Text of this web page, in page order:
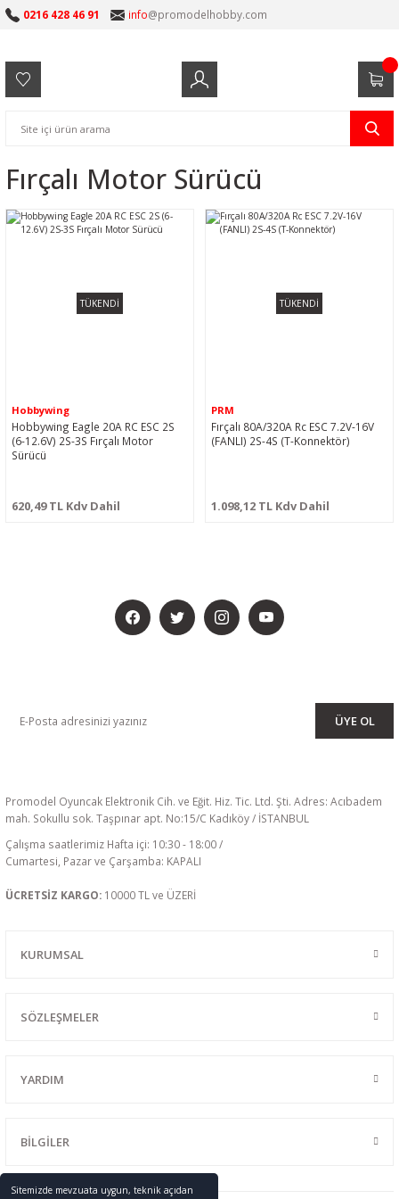
Sitemizde mevzuata uygun, teknik açıdan
0216 428 46 91 info@promodelhobby.com
Fırçalı Motor Sürücü
TÜKENDİ
Hobbywing
Hobbywing Eagle 20A RC ESC 2S
(6-12.6V) 2S-3S Fırçalı Motor
Sürücü
620,49 TL Kdv Dahil
TÜKENDİ
PRM
Fırçalı 80A/320A Rc ESC 7.2V-16V
(FANLI) 2S-4S (T-Konnektör)
1.098,12 TL Kdv Dahil
ÜYE OL
Promodel Oyuncak Elektronik Cih. ve Eğit. Hiz. Tic. Ltd. Şti. Adres: Acıbadem
mah. Sokullu sok. Taşpınar apt. No:15/C Kadıköy / İSTANBUL
Çalışma saatlerimiz Hafta içi: 10:30 - 18:00 /
Cumartesi, Pazar ve Çarşamba: KAPALI
ÜCRETSİZ KARGO: 10000 TL ve ÜZERİ
KURUMSAL
SÖZLEŞMELER
YARDIM
BİLGİLER